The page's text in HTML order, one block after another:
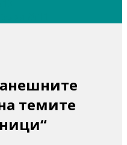
темите